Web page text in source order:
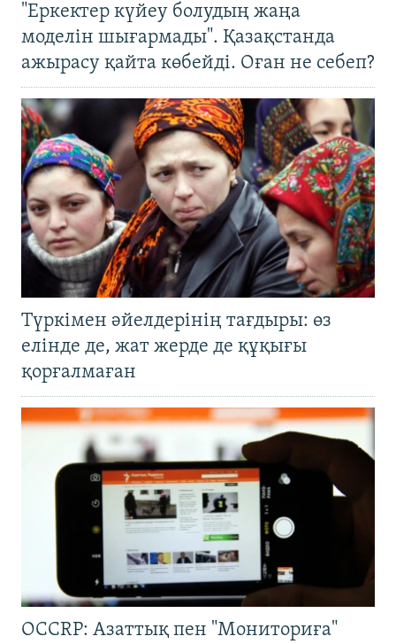
"Еркектер күйеу болудың жаңа
моделін шығармады". Қазақстанда
ажырасу қайта көбейді. Оған не себеп?
Түркімен әйелдерінің тағдыры: өз
елінде де, жат жерде де құқығы
қорғалмаған
OCCRP: Азаттық пен "Мониториға"